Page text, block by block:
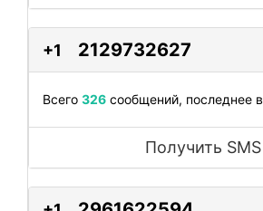
+1 2129732627
Всего 326 сообщений, последнее в
Получить SMS